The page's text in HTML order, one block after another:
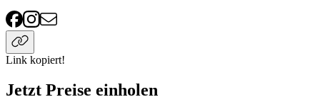
Link kopiert!
Jetzt Preise einholen